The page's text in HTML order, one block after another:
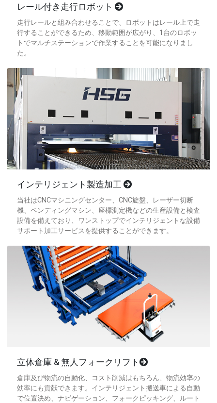
レール付き走行ロボット
走行レールと組み合わせることで、ロボットはレール上で走
行することができるため、移動範囲が広がり、1台のロボッ
トでマルチステーションで作業することを可能になりまし
た。
インテリジェント製造加工
当社はCNCマシニングセンター、CNC旋盤、レーザー切断
機、ベンディングマシン、座標測定機などの生産設備と検査
設備を備えており、ワンストップでインテリジェントな設備
サポート加工サービスを提供することができます。
立体倉庫 & 無人フォークリフト
倉庫及び物流の自動化、コスト削減はもちろん、物流効率の
効率にも貢献できます。インテリジェント搬送車による自動
で位置決め、ナビゲーション、フォークピッキング、ルート